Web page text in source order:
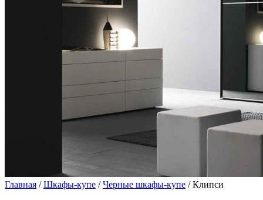
Главная /Шкафы-купе /Черные шкафы-купе / Клипси